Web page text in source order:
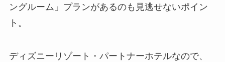
ングルーム」プランがあるのも見逃せないポイン
ト。
ディズニーリゾート・パートナーホテルなので、